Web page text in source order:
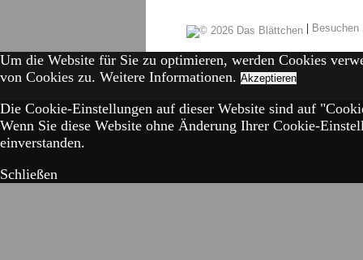
|
Um die Website für Sie zu optimieren, werden Cookies
von Cookies zu. Weitere Informationen. Akzeptieren
Die Cookie-Einstellungen auf dieser Website sind auf
Wenn Sie diese Website ohne Änderung Ihrer Cookie-
einverstanden.
Schließen